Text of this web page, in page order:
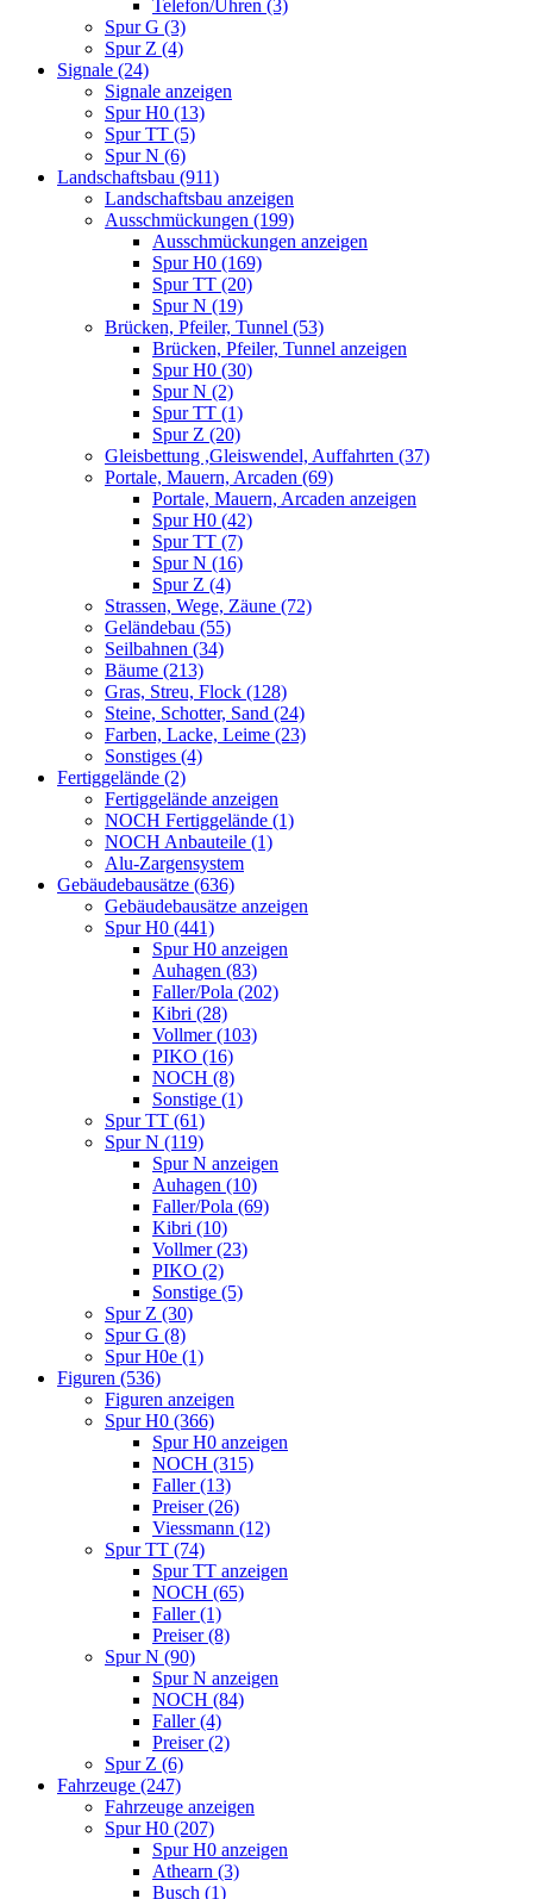
Telefon/Uhren (3)
Spur G (3)
Spur Z (4)
Signale (24)
Signale anzeigen
Spur H0 (13)
Spur TT (5)
Spur N (6)
Landschaftsbau (911)
Landschaftsbau anzeigen
Ausschmückungen (199)
Ausschmückungen anzeigen
Spur H0 (169)
Spur TT (20)
Spur N (19)
Brücken, Pfeiler, Tunnel (53)
Brücken, Pfeiler, Tunnel anzeigen
Spur H0 (30)
Spur N (2)
Spur TT (1)
Spur Z (20)
Gleisbettung ,Gleiswendel, Auffahrten (37)
Portale, Mauern, Arcaden (69)
Portale, Mauern, Arcaden anzeigen
Spur H0 (42)
Spur TT (7)
Spur N (16)
Spur Z (4)
Strassen, Wege, Zäune (72)
Geländebau (55)
Seilbahnen (34)
Bäume (213)
Gras, Streu, Flock (128)
Steine, Schotter, Sand (24)
Farben, Lacke, Leime (23)
Sonstiges (4)
Fertiggelände (2)
Fertiggelände anzeigen
NOCH Fertiggelände (1)
NOCH Anbauteile (1)
Alu-Zargensystem
Gebäudebausätze (636)
Gebäudebausätze anzeigen
Spur H0 (441)
Spur H0 anzeigen
Auhagen (83)
Faller/Pola (202)
Kibri (28)
Vollmer (103)
PIKO (16)
NOCH (8)
Sonstige (1)
Spur TT (61)
Spur N (119)
Spur N anzeigen
Auhagen (10)
Faller/Pola (69)
Kibri (10)
Vollmer (23)
PIKO (2)
Sonstige (5)
Spur Z (30)
Spur G (8)
Spur H0e (1)
Figuren (536)
Figuren anzeigen
Spur H0 (366)
Spur H0 anzeigen
NOCH (315)
Faller (13)
Preiser (26)
Viessmann (12)
Spur TT (74)
Spur TT anzeigen
NOCH (65)
Faller (1)
Preiser (8)
Spur N (90)
Spur N anzeigen
NOCH (84)
Faller (4)
Preiser (2)
Spur Z (6)
Fahrzeuge (247)
Fahrzeuge anzeigen
Spur H0 (207)
Spur H0 anzeigen
Athearn (3)
Busch (1)